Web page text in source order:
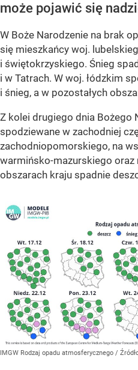
może pojawić się
W Boże Narodzenie na brak
się mieszkańcy woj.
i świętokrzyskiego. Śnieg
i w Tatrach. W woj. łódzkim
i śnieg, a w pozostałych
Z kolei drugiego dnia Bożego
spodziewane w zachodniej
zachodniopomorskiego, na
warmińsko-mazurskiego oraz
obszarach kraju spadnie
IMGW Rodzaj opadu atmosferycznego /